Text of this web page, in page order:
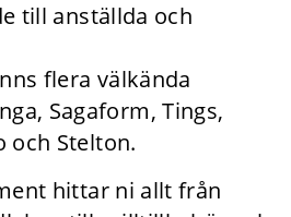
till anställda och
flera välkända
Sagaform, Tings,
och Stelton.
hittar ni allt från